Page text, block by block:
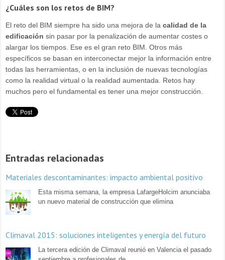
¿Cuáles son los retos de BIM?
El reto del BIM siempre ha sido una mejora de lacalidad de la
edificación sin pasar por la penalización de aumentar costes o
alargar los tiempos. Ese es el gran reto BIM. Otros más
específicos se basan en interconectar mejor la información entre
todas las herramientas, o en la inclusión de nuevas tecnologías
como la realidad virtual o la realidad aumentada. Retos hay
muchos pero el fundamental es tener una mejor construcción.
Entradas relacionadas
Materiales descontaminantes: impacto ambiental positivo
Esta misma semana, la empresa LafargeHolcim anunciaba
un nuevo material de construcción que elimina
Climaval 2015: soluciones inteligentes y energía del futuro
La tercera edición de Climaval reunió en Valencia el pasado